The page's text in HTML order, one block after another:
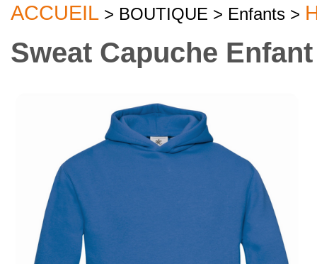
ACCUEIL > BOUTIQUE > Enfants >
Sweat Capuche Enfant